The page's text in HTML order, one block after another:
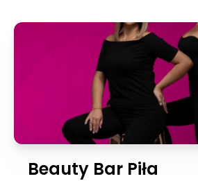
Beauty Bar Piła